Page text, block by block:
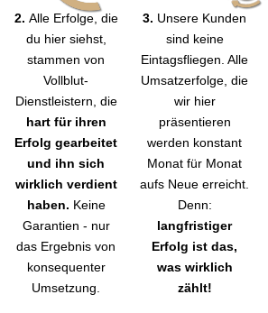
2. Alle Erfolge, die
du hier siehst,
stammen von
Vollblut-
Dienstleistern, die
hart für ihren
Erfolg gearbeitet
und ihn sich
wirklich verdient
haben. Keine
Garantien - nur
das Ergebnis von
konsequenter
Umsetzung.
3. Unsere Kunden
sind keine
Eintagsfliegen. Alle
Umsatzerfolge, die
wir hier
präsentieren
werden konstant
Monat für Monat
aufs Neue erreicht.​
Denn:
langfristiger
Erfolg ist das,
was wirklich
zählt!